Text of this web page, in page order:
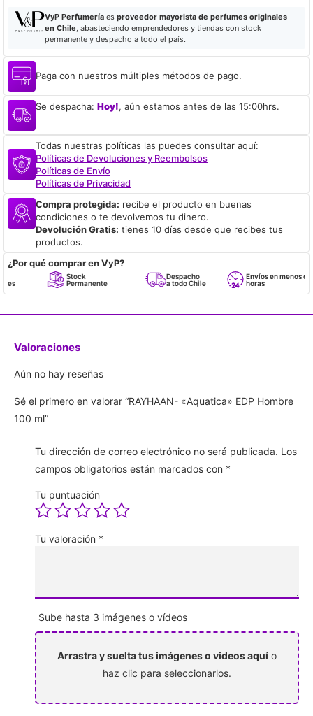
VyP Perfumeríaes proveedor mayorista de perfumes originales
en Chile, abasteciendo emprendedores y tiendas con stock
permanente y despacho a todo el país.
Paga con nuestros múltiples métodos de pago.
Se despacha: Hoy!, aún estamos antes de las 15:00hrs.
Todas nuestras políticas las puedes consultar aquí:
Políticas de Devoluciones y Reembolsos
Políticas de Envío
Políticas de Privacidad
Compra protegida: recibe el producto en buenas
condiciones o te devolvemos tu dinero.
Devolución Gratis: tienes 10 días desde que recibes tus
productos.
¿Por qué comprar en VyP?
Stock
Permanente
Despacho
a todo Chile
Envíos en menos de 24
horas
Valoraciones
Aún no hay reseñas
Sé el primero en valorar “RAYHAAN- «Aquatica» EDP Hombre
100 ml”
Tu dirección de correo electrónico no será publicada. Los
campos obligatorios están marcados con *
Tu puntuación
Tu valoración *
Sube hasta 3 imágenes o vídeos
Arrastra y suelta tus imágenes o videos aquí o
haz clic para seleccionarlos.